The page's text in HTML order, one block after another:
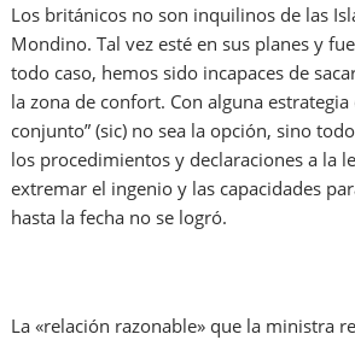
Los británicos no son inquilinos de las
Mondino. Tal vez esté en sus planes y
todo caso, hemos sido incapaces de
la zona de confort. Con alguna
conjunto” (sic) no sea la opción, sino
los procedimientos y declaraciones a la
extremar el ingenio y las capacidades
hasta la fecha no se logró.
La «relación razonable» que la ministra